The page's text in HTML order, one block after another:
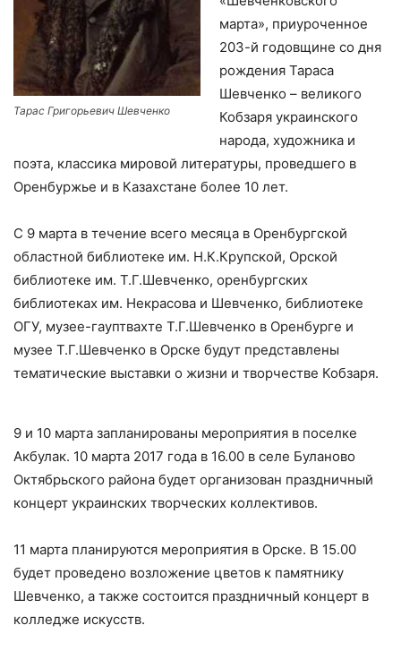
Тарас Григорьевич Шевченко
марта», приуроченное
203-й годовщине со дня
рождения Тараса
Шевченко – великого
Кобзаря украинского
народа, художника и
поэта, классика мировой литературы, проведшего в
Оренбуржье и в Казахстане более 10 лет.
С 9 марта в течение всего месяца в Оренбургской
областной библиотеке им. Н.К.Крупской, Орской
библиотеке им. Т.Г.Шевченко, оренбургских
библиотеках им. Некрасова и Шевченко, библиотеке
ОГУ, музее-гауптвахте Т.Г.Шевченко в Оренбурге и
музее Т.Г.Шевченко в Орске будут представлены
тематические выставки о жизни и творчестве Кобзаря.
9 и 10 марта запланированы мероприятия в поселке
Акбулак. 10 марта 2017 года в 16.00 в селе Буланово
Октябрьского района будет организован праздничный
концерт украинских творческих коллективов.
11 марта планируются мероприятия в Орске. В 15.00
будет проведено возложение цветов к памятнику
Шевченко, а также состоится праздничный концерт в
колледже искусств.